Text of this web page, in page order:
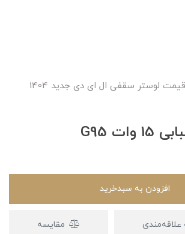
افزودن به سبدخرید
مقایسه